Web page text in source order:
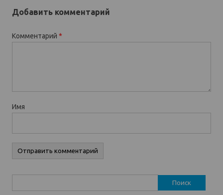
Добавить комментарий
Комментарий *
Имя